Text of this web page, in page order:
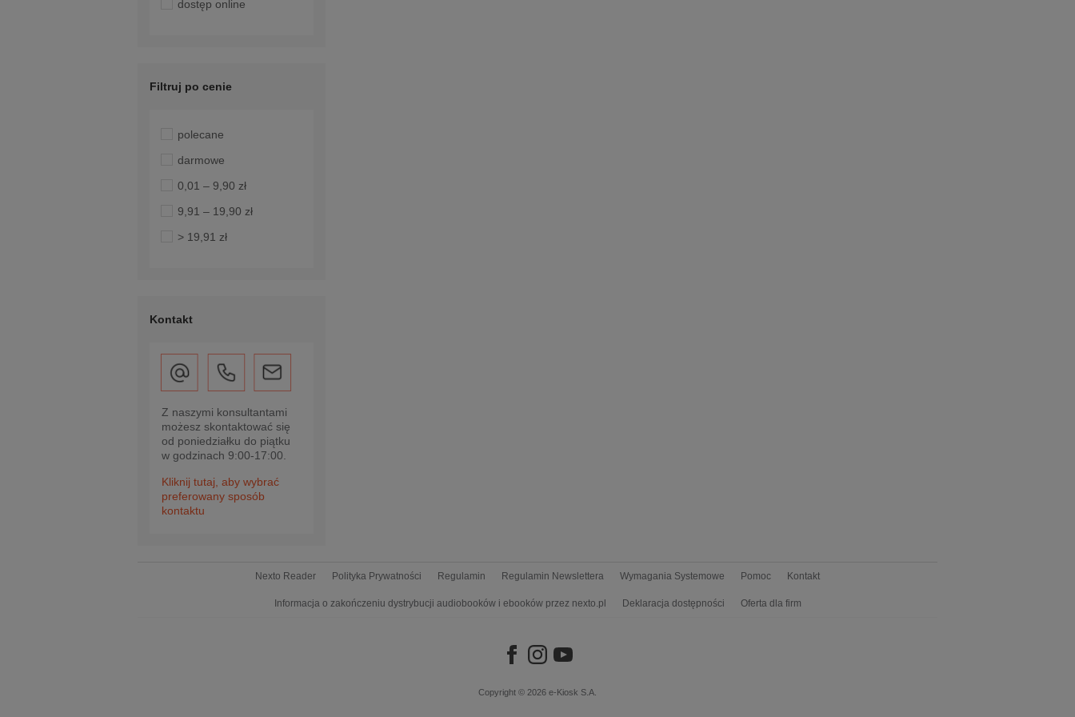
dostęp online
Filtruj po cenie
polecane
darmowe
0,01 – 9,90 zł
9,91 – 19,90 zł
> 19,91 zł
Kontakt
Z naszymi konsultantami
możesz skontaktować się
od poniedziałku do piątku
w godzinach 9:00-17:00.
Kliknij tutaj, aby wybrać
preferowany sposób
kontaktu
Nexto Reader Polityka Prywatności Regulamin Regulamin Newslettera Wymagania Systemowe Pomoc Kontakt
Informacja o zakończeniu dystrybucji audiobooków i ebooków przez nexto.pl Deklaracja dostępności Oferta dla firm
Copyright © 2026 e-Kiosk S.A.